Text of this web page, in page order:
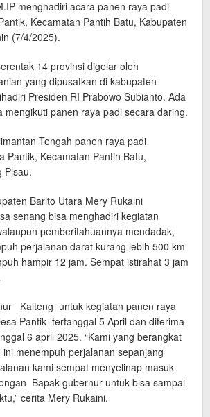
menghadiri acara panen raya padi
Kecamatan Pantih Batu, Kabupaten
(7/4/2025).
14 provinsi digelar oleh
yang dipusatkan di kabupaten
Presiden RI Prabowo Subianto. Ada
mengikuti panen raya padi secara daring.
Tengah panen raya padi
Pantik, Kecamatan Pantih Batu,
Pisau.
Barito Utara Mery Rukaini
senang bisa menghadiri kegiatan
pemberitahuannya mendadak,
perjalanan darat kurang lebih 500 km
hampir 12 jam. Sempat istirahat 3 jam
Kalteng untuk kegiatan panen raya
Pantik tertanggal 5 April dan diterima
6 april 2025. “Kami yang berangkat
menempuh perjalanan sepanjang
kami sempat menyelinap masuk
Bapak gubernur untuk bisa sampai
cerita Mery Rukaini.